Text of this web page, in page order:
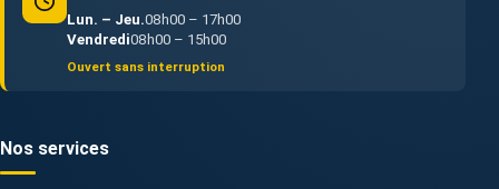
Lun. – Jeu.08h00 – 17h00
Vendredi08h00 – 15h00
Ouvert sans interruption
Nos services